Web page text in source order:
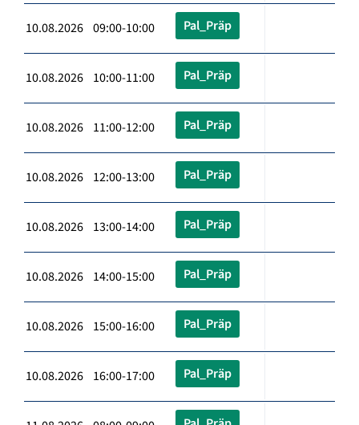
10.08.2026 09:00-10:00 Pal_Präp
10.08.2026 10:00-11:00 Pal_Präp
10.08.2026 11:00-12:00 Pal_Präp
10.08.2026 12:00-13:00 Pal_Präp
10.08.2026 13:00-14:00 Pal_Präp
10.08.2026 14:00-15:00 Pal_Präp
10.08.2026 15:00-16:00 Pal_Präp
10.08.2026 16:00-17:00 Pal_Präp